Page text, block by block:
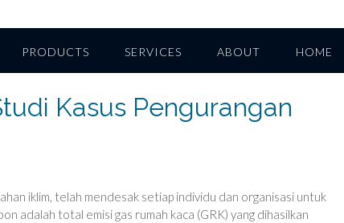
PRODUCTS SERVICES ABOUT HOME
Kasus Pengurangan
iklim, telah mendesak setiap individu dan organisasi untuk
adalah total emisi gas rumah kaca (GRK) yang dihasilkan